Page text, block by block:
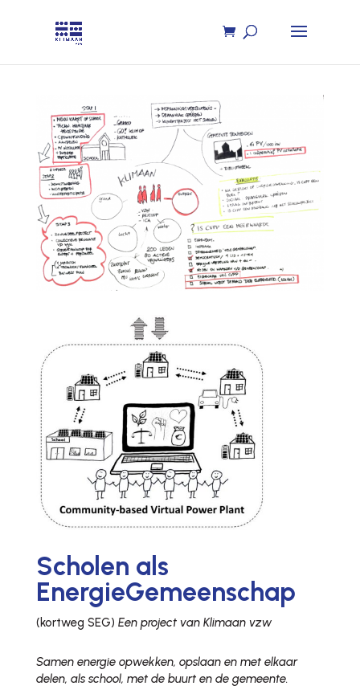
Scholen als
EnergieGemeenschap
(kortweg SEG) Een project van Klimaan vzw
Samen energie opwekken, opslaan en met elkaar
delen, als school, met de buurt en de gemeente.